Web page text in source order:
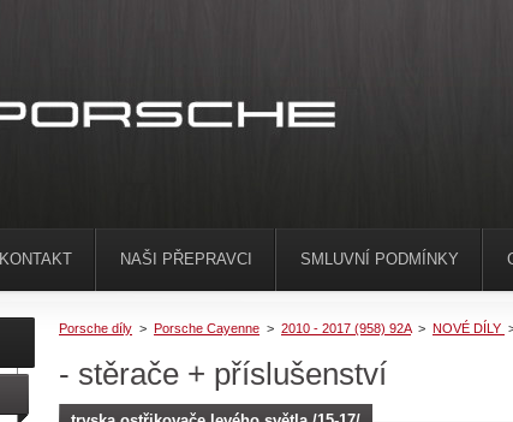
Porsche díly > Porsche Cayenne > 2010 - 2017 (958) 92A > NOVÉ DÍLY
- stěrače + příslušenství
KONTAKT NAŠI PŘEPRAVCI SMLUVNÍ PODMÍNKY